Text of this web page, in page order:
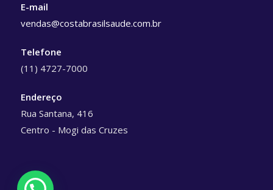
E-mail
vendas@costabrasilsaude.com.br
Telefone
(11) 4727-7000
Endereço
Rua Santana, 416
Centro - Mogi das Cruzes